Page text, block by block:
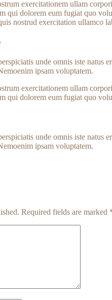
exercitationem ullam
qui dolorem eum fugiat quo
nostrud exercitation ullamco
unde omnis iste natus
ipsam voluptatem.
exercitationem ullam
qui dolorem eum fugiat quo
unde omnis iste natus
ipsam voluptatem.
Required fields are marked